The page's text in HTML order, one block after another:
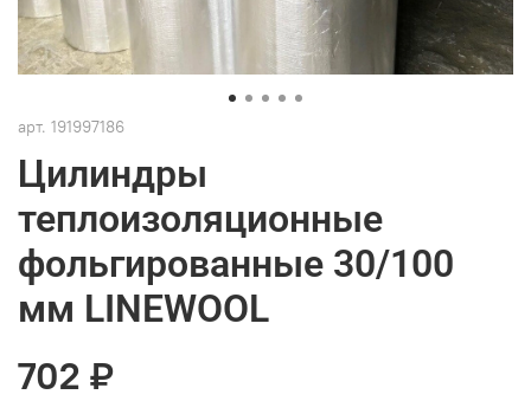
арт. 191997186
Цилиндры
теплоизоляционные
фольгированные 30/100
мм LINEWOOL
702 ₽